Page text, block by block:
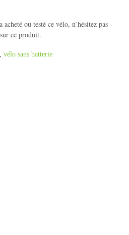
ou testé ce vélo, n’hésitez pas
ce produit.
vélo sans batterie